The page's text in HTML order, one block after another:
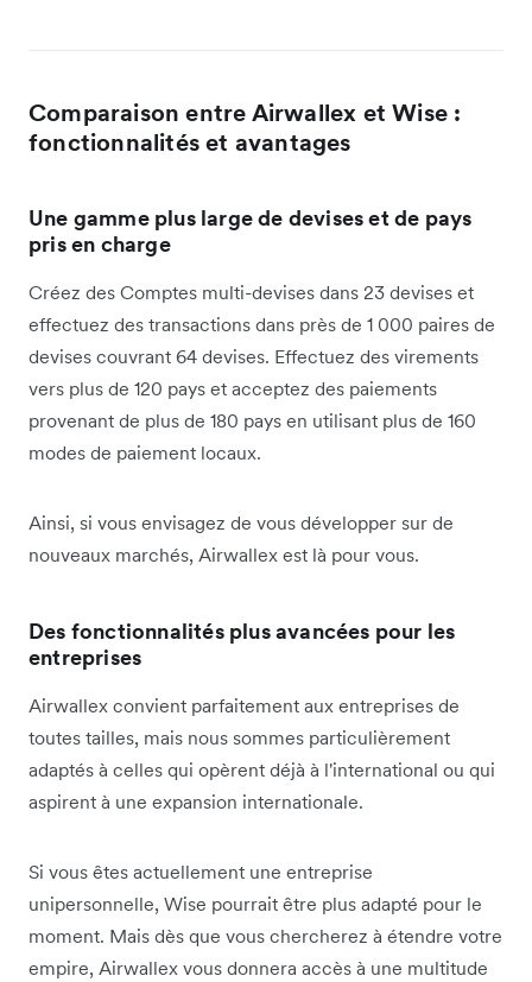
Comparaison entre Airwallex et Wise :
fonctionnalités et avantages
Une gamme plus large de devises et de pays
pris en charge
Créez des Comptes multi-devises dans 23 devises et
effectuez des transactions dans près de 1 000 paires de
devises couvrant 64 devises. Effectuez des virements
vers plus de 120 pays et acceptez des paiements
provenant de plus de 180 pays en utilisant plus de 160
modes de paiement locaux.
Ainsi, si vous envisagez de vous développer sur de
nouveaux marchés, Airwallex est là pour vous.
Des fonctionnalités plus avancées pour les
entreprises
Airwallex convient parfaitement aux entreprises de
toutes tailles, mais nous sommes particulièrement
adaptés à celles qui opèrent déjà à l'international ou qui
aspirent à une expansion internationale.
Si vous êtes actuellement une entreprise
unipersonnelle, Wise pourrait être plus adapté pour le
moment. Mais dès que vous chercherez à étendre votre
empire, Airwallex vous donnera accès à une multitude